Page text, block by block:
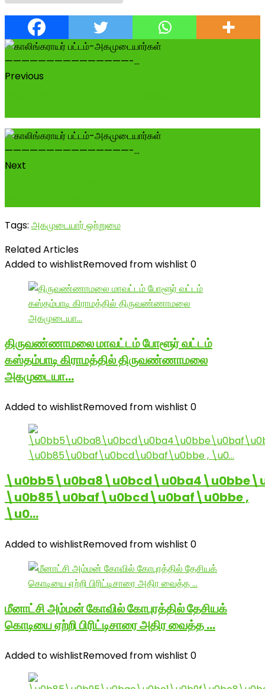
Previous
Next
Tags: அகமுடையார் ஒற்றுமை
Related Articles
Added to wishlistRemoved from wishlist 0
திருவண்ணாமலை மாவட்டம் போளூர் வட்டம்
கஸ்தம்பாடி கிராமத்தில் திருவண்ணாமலை
அகமுடையா…
Added to wishlistRemoved from wishlist 0
\u0b85\u0baf\u0bcd\u0baf\u0bbe ,
\u0…
Added to wishlistRemoved from wishlist 0
மீனாட்சி அம்மன் கோவில் கோபுரத்தில் தேசியக்
கொடியை ஏற்றி பிரிட்டிசாரை அதிர வைத்த …
Added to wishlistRemoved from wishlist 0